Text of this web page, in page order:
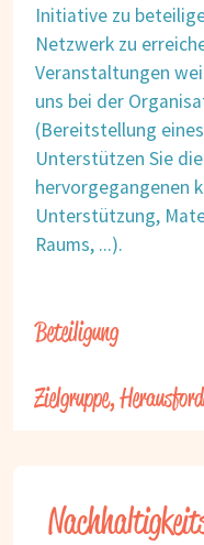
Initiative zu
Netzwerk zu
Veranstaltungen
uns bei der
(Bereitstellung
Unterstützen Sie
hervorgegangenen
Unterstützung,
Raums, ...).
Beteiligung
Zielgruppe,